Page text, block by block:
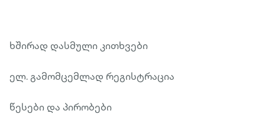
ხშირად დასმული კითხვები
ელ. გამომცემლად რეგისტრაცია
წესები და პირობები